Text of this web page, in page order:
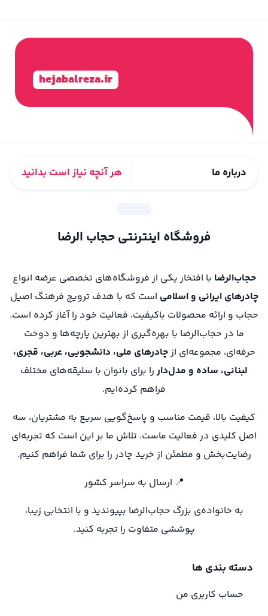
hejabalreza.ir
درباره ما هر آنچه نیاز است بدانید
فروشگاه اینترنتی حجاب الرضا
حجاب‌الرضا با افتخار یکی از فروشگاه‌های تخصصی عرضه انواع
چادرهای ایرانی و اسلامی است که با هدف ترویج فرهنگ اصیل
حجاب و ارائه محصولات باکیفیت، فعالیت خود را آغاز کرده است.
ما در حجاب‌الرضا با بهره‌گیری از بهترین پارچه‌ها و دوخت
حرفه‌ای، مجموعه‌ای ازچادرهای ملی، دانشجویی، عربی، قجری،
لبنانی، ساده و مدل‌داررا برای بانوان با سلیقه‌های مختلف
فراهم کرده‌ایم.
کیفیت بالا، قیمت مناسب و پاسخ‌گویی سریع به مشتریان، سه
اصل کلیدی در فعالیت ماست. تلاش ما بر این است که تجربه‌ای
رضایت‌بخش و مطمئن از خرید چادر را برای شما فراهم کنیم.
📍 ارسال به سراسر کشور
به خانواده‌ی بزرگ حجاب‌الرضا بپیوندید و با انتخابی زیبا،
پوششی متفاوت را تجربه کنید.
دسته بندی ها
حساب کاربری من